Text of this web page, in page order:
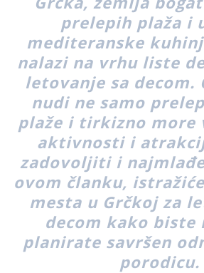
prelepih plaža i
mediteranske
nalazi na vrhu liste
letovanje sa decom.
nudi ne samo
plaže i tirkizno more
aktivnosti i
zadovoljiti i
ovom članku,
mesta u Grčkoj za
decom kako biste
planirate savršen
porodicu.